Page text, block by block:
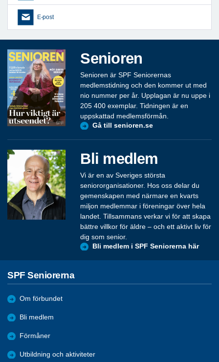
E-post
Senioren
Senioren är SPF Seniorernas
medlemstidning och den kommer ut med
nio nummer per år. Upplagan är nu uppe i
205 400 exemplar. Tidningen är en
uppskattad medlemsförmån.
Gå till senioren.se
Bli medlem
Vi är en av Sveriges största
seniororganisationer. Hos oss delar du
gemenskapen med närmare en kvarts
miljon medlemmar i föreningar över hela
landet. Tillsammans verkar vi för att skapa
bättre villkor för äldre – och ett aktivt liv för
dig som senior.
Bli medlem i SPF Seniorerna här
SPF Seniorerna
Om förbundet
Bli medlem
Förmåner
Utbildning och aktiviteter